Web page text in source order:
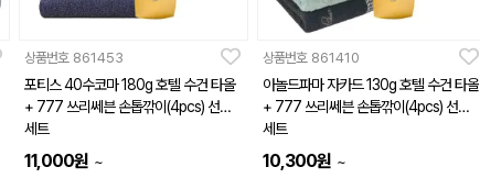
상품번호 861453
포티스 40수코마 180g 호텔 수건 타올
+ 777 쓰리쎄븐 손톱깎이(4pcs) 선물
세트
11,000원 ~
상품번호 861410
아놀드파마 자카드 130g 호텔 수건 타올
+ 777 쓰리쎄븐 손톱깎이(4pcs) 선물
세트
10,300원 ~